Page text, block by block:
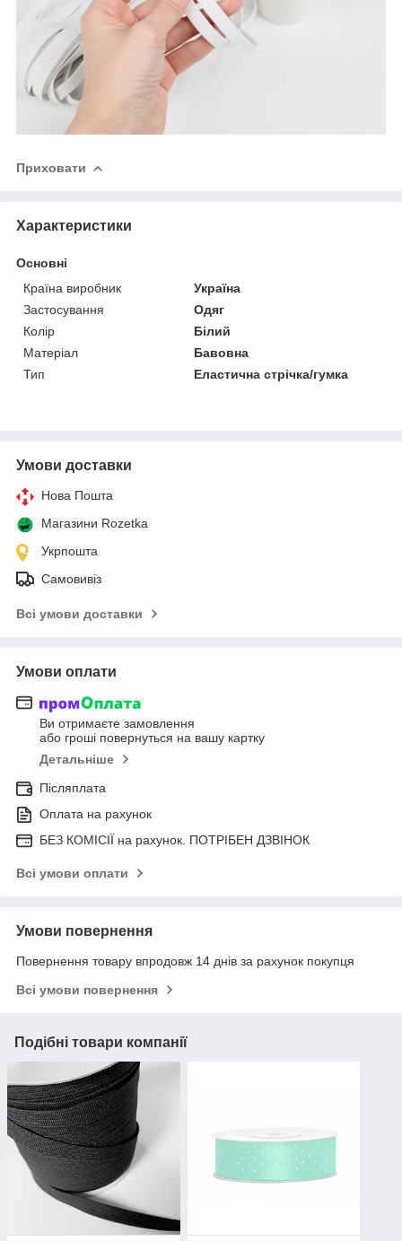
Приховати
Характеристики
Основні
Країна виробник
Україна
Застосування
Одяг
Колір
Білий
Матеріал
Бавовна
Тип
Еластична стрічка/гумка
Умови доставки
Нова Пошта
Магазини Rozetka
Укрпошта
Самовивіз
Всі умови доставки
Умови оплати
Ви отримаєте замовлення
або гроші повернуться на вашу картку
Детальніше
Післяплата
Оплата на рахунок
БЕЗ КОМІСІЇ на рахунок. ПОТРІБЕН ДЗВІНОК
Всі умови оплати
Умови повернення
Повернення товару впродовж 14 днів за рахунок покупця
Всі умови повернення
Подібні товари компанії